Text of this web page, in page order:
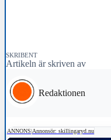
SKRIBENT
Artikeln är skriven av
Redaktionen
ANNONS Annonsör: skillingaryd.nu